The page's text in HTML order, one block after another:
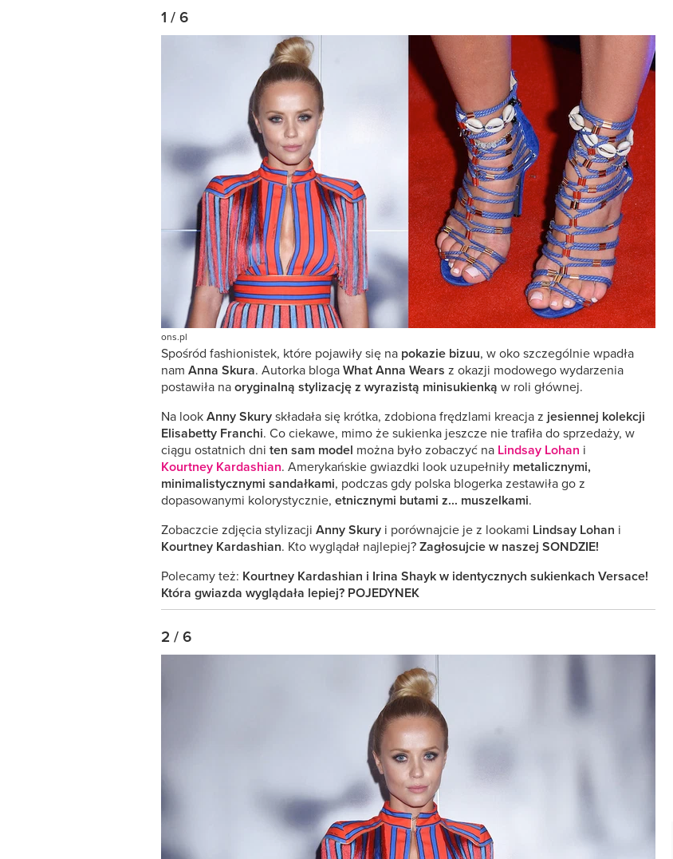
1 / 6
ons.pl
Spośród fashionistek, które pojawiły się na pokazie bizuu, w oko szczególnie wpadła
nam Anna Skura. Autorka blogaWhat Anna Wears z okazji modowego wydarzenia
postawiła naoryginalną stylizację z wyrazistą minisukienką w roli głównej.
Na lookAnny Skuryskładała się krótka, zdobiona frędzlami kreacja z jesiennej kolekcji
Elisabetty Franchi. Co ciekawe, mimo że sukienka jeszcze nie trafiła do sprzedaży, w
ciągu ostatnich dni ten sam model można było zobaczyć na Lindsay Lohan i
Kourtney Kardashian. Amerykańskie gwiazdki look uzupełniły metalicznymi,
minimalistycznymi sandałkami, podczas gdy polska blogerka zestawiła go z
dopasowanymi kolorystycznie, etnicznymi butami z... muszelkami.
Zobaczcie zdjęcia stylizacji Anny Skury i porównajcie je z lookami Lindsay Lohan i
Kourtney Kardashian. Kto wyglądał najlepiej?Zagłosujcie w naszej SONDZIE!
Polecamy też: Kourtney Kardashian i Irina Shayk w identycznych sukienkach Versace!
Która gwiazda wyglądała lepiej? POJEDYNEK
2 / 6